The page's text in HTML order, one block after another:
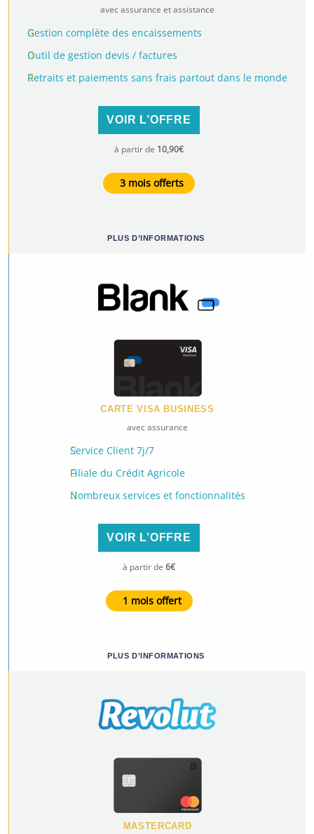
avec assurance et assistance
Gestion complète des encaissements
Outil de gestion devis / factures
Retraits et paiements sans frais partout dans le monde
VOIR L’OFFRE
à partir de 10,90€
3 mois offerts
PLUS D’INFORMATIONS
CARTE VISA BUSINESS
avec assurance
Service Client 7j/7
Filiale du Crédit Agricole
Nombreux services et fonctionnalités
VOIR L’OFFRE
à partir de 6€
1 mois offert
PLUS D’INFORMATIONS
MASTERCARD